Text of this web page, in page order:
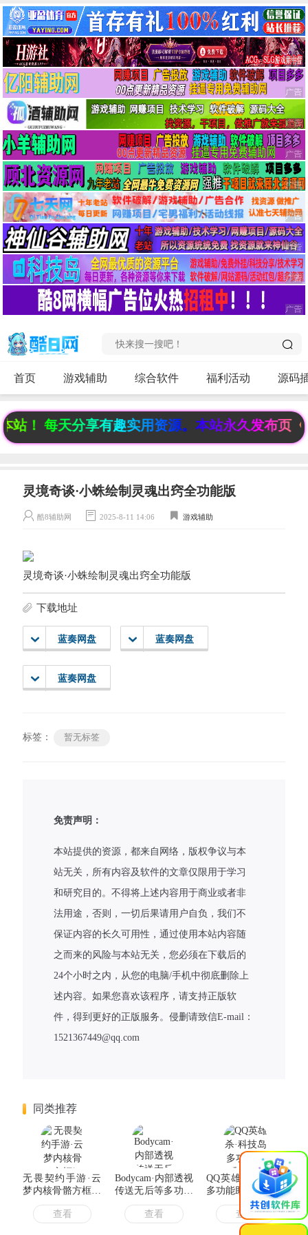
首页 游戏辅助 综合软件 福利活动 源码
！ 每天分享有趣实用资源。本站永久发布页《
灵境奇谈·小蛛绘制灵魂出窍全功能版
酷8辅助网 2025-8-11 14:06 游戏辅助
灵境奇谈·小蛛绘制灵魂出窍全功能版
下载地址
蓝奏网盘 蓝奏网盘
蓝奏网盘
标签： 暂无标签
免责声明：
本站提供的资源，都来自网络，版权争议与本
站无关，所有内容及软件的文章仅限用于学习
和研究目的。不得将上述内容用于商业或者非
法用途，否则，一切后果请用户自负，我们不
保证内容的长久可用性，通过使用本站内容随
之而来的风险与本站无关，您必须在下载后的
24个小时之内，从您的电脑/手机中彻底删除上
述内容。如果您喜欢该程序，请支持正版软
件，得到更好的正版服务。侵删请致信E-mail：
1521367449@qq.com
同类推荐
无畏契约手游·云
梦内核骨骼方框绘
制射线 v1.3
查看
Bodycam·内部透视
传送无后等多功能
辅助v0.1.4.1（成
品+源码）
查看
QQ英雄杀·科技岛
多功能助手 v4.14
查看